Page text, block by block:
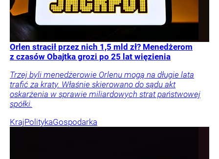
Orlen stracił przez nich 1,5 mld zł? Menedżerom
z czasów Obajtka grozi po 25 lat więzienia
Trzej byli menedżerowie Orlenu mogą na długie lata
trafić za kraty. Właśnie skierowano do sądu akt
oskarżenia w sprawie miliardowych strat państwowej
spółki.
KrajPolitykaGospodarka